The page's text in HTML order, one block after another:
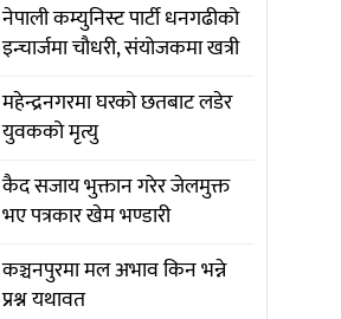
नेपाली कम्युनिस्ट पार्टी धनगढीको
इन्चार्जमा चौधरी, संयोजकमा खत्री
महेन्द्रनगरमा घरको छतबाट लडेर
युवकको मृत्यु
कैद सजाय भुक्तान गरेर जेलमुक्त
भए पत्रकार खेम भण्डारी
कञ्चनपुरमा मल अभाव किन भन्ने
प्रश्न यथावत